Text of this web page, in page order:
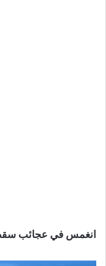
انغمس في عجائب